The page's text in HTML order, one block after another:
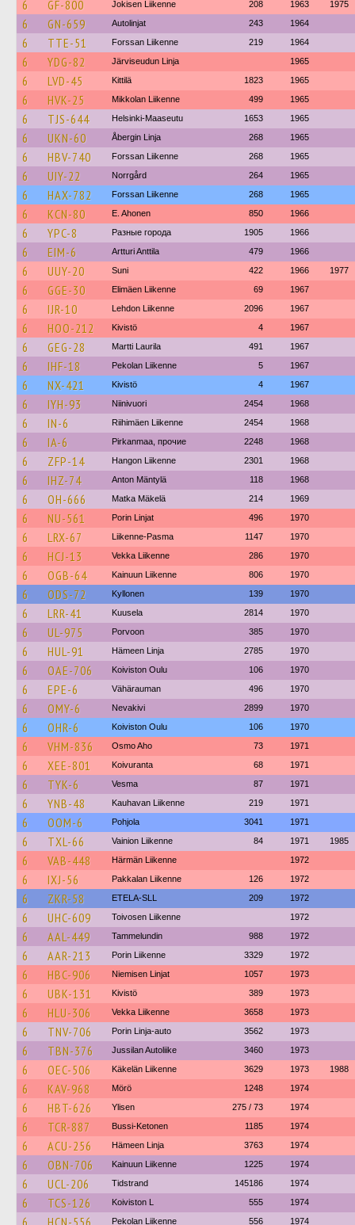
6 GF-800 Jokisen Liikenne 208 1963 1975
6 GN-659 Autolinjat 243 1964
6 TTE-51 Forssan Liikenne 219 1964
6 YDG-82 Järviseudun Linja 1965
6 LVD-45 Kittilä 1823 1965
6 HVK-25 Mikkolan Liikenne 499 1965
6 TJS-644 Helsinki-Maaseutu 1653 1965
6 UKN-60 Åbergin Linja 268 1965
6 HBV-740 Forssan Liikenne 268 1965
6 UIY-22 Norrgård 264 1965
6 HAX-782 Forssan Liikenne 268 1965
6 KCN-80 E. Ahonen 850 1966
6 YPC-8 Разные города 1905 1966
6 EIM-6 Artturi Anttila 479 1966
6 UUY-20 Suni 422 1966 1977
6 GGE-30 Elimäen Liikenne 69 1967
6 IJR-10 Lehdon Liikenne 2096 1967
6 HOO-212 Kivistö 4 1967
6 GEG-28 Martti Laurila 491 1967
6 IHF-18 Pekolan Liikenne 5 1967
6 NX-421 Kivistö 4 1967
6 IYH-93 Niinivuori 2454 1968
6 IN-6 Riihimäen Liikenne 2454 1968
6 IA-6 Pirkanmaa, прочие 2248 1968
6 ZFP-14 Hangon Liikenne 2301 1968
6 IHZ-74 Anton Mäntylä 118 1968
6 OH-666 Matka Mäkelä 214 1969
6 NU-561 Porin Linjat 496 1970
6 LRX-67 Liikenne-Pasma 1147 1970
6 HCJ-13 Vekka Liikenne 286 1970
6 OGB-64 Kainuun Liikenne 806 1970
6 ODS-72 Kyllonen 139 1970
6 LRR-41 Kuusela 2814 1970
6 UL-975 Porvoon 385 1970
6 HUL-91 Hämeen Linja 2785 1970
6 OAE-706 Koiviston Oulu 106 1970
6 EPE-6 Vähärauman 496 1970
6 OMY-6 Nevakivi 2899 1970
6 OHR-6 Koiviston Oulu 106 1970
6 VHM-836 Osmo Aho 73 1971
6 XEE-801 Koivuranta 68 1971
6 TYK-6 Vesma 87 1971
6 YNB-48 Kauhavan Liikenne 219 1971
6 OOM-6 Pohjola 3041 1971
6 TXL-66 Vainion Liikenne 84 1971 1985
6 VAB-448 Härmän Liikenne 1972
6 IXJ-56 Pakkalan Liikenne 126 1972
6 ZKR-58 ETELA-SLL 209 1972
6 UHC-609 Toivosen Liikenne 1972
6 AAL-449 Tammelundin 988 1972
6 AAR-213 Porin Liikenne 3329 1972
6 HBC-906 Niemisen Linjat 1057 1973
6 UBK-131 Kivistö 389 1973
6 HLU-306 Vekka Liikenne 3658 1973
6 TNV-706 Porin Linja-auto 3562 1973
6 TBN-376 Jussilan Autoliike 3460 1973
6 OEC-506 Käkelän Liikenne 3629 1973 1988
6 KAV-968 Mörö 1248 1974
6 HBT-626 Ylisen 275 / 73 1974
6 TCR-887 Bussi-Ketonen 1185 1974
6 ACU-256 Hämeen Linja 3763 1974
6 OBN-706 Kainuun Liikenne 1225 1974
6 UCL-206 Tidstrand 145186 1974
6 TCS-126 Koiviston L 555 1974
6 HCN-556 Pekolan Liikenne 556 1974